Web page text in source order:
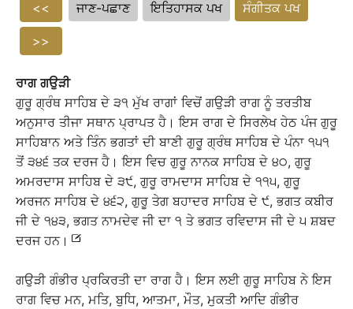
<< ਜਾਣ-ਪਛਾਣ ਇਤਿਹਾਸਕ ਪਖ ਸੰਗੀਤਕ ਪਖ
>>
ਰਾਗ ਗਉੜੀ
ਗੁਰੂ ਗ੍ਰੰਥ ਸਾਹਿਬ ਦੇ ੩੧ ਮੁੱਖ ਰਾਗਾਂ ਵਿਚੋਂ ਗਉੜੀ ਰਾਗ ਨੂੰ ਤਰਤੀਬ
ਅਨੁਸਾਰ ਤੀਜਾ ਸਥਾਨ ਪ੍ਰਾਪਤ ਹੈ। ਇਸ ਰਾਗ ਦੇ ਸਿਰਲੇਖ ਹੇਠ ਪੰਜ ਗੁਰੂ
ਸਾਹਿਬਾਨ ਅਤੇ ਤਿੰਨ ਭਗਤਾਂ ਦੀ ਬਾਣੀ ਗੁਰੂ ਗ੍ਰੰਥ ਸਾਹਿਬ ਦੇ ਪੰਨਾ ੧੫੧
ਤੋਂ ੩੪੬ ਤਕ ਦਰਜ ਹੈ। ਇਸ ਵਿਚ ਗੁਰੂ ਨਾਨਕ ਸਾਹਿਬ ਦੇ ੪੦, ਗੁਰੂ
ਅਮਰਦਾਸ ਸਾਹਿਬ ਦੇ ੩੯, ਗੁਰੂ ਰਾਮਦਾਸ ਸਾਹਿਬ ਦੇ ੧੧੫, ਗੁਰੂ
ਅਰਜਨ ਸਾਹਿਬ ਦੇ ੪੬੨, ਗੁਰੂ ਤੇਗ ਬਹਾਦਰ ਸਾਹਿਬ ਦੇ ੯, ਭਗਤ ਕਬੀਰ
ਜੀ ਦੇ ੧੪੩, ਭਗਤ ਨਾਮਦੇਵ ਜੀ ਦਾ ੧ ਤੇ ਭਗਤ ਰਵਿਦਾਸ ਜੀ ਦੇ ੫ ਸ਼ਬਦ
ਦਰਜ ਹਨ।
ਗਉੜੀ ਗੰਭੀਰ ਪ੍ਰਕਿਰਤੀ ਦਾ ਰਾਗ ਹੈ। ਇਸ ਲਈ ਗੁਰੂ ਸਾਹਿਬ ਨੇ ਇਸ
ਰਾਗ ਵਿਚ ਮਨ, ਮਤਿ, ਬੁਧਿ, ਆਤਮਾ, ਮੌਤ, ਮੁਕਤੀ ਆਦਿ ਗੰਭੀਰ